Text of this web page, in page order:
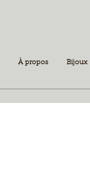
À propos Bijoux